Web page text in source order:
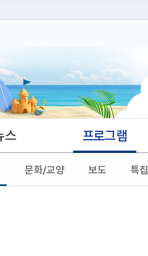
에서 도메인 주소를 확인해 보세요
스 프로그램
문화/교양 보도 특집